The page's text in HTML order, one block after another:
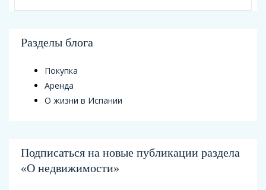
Разделы блога
Покупка
Аренда
О жизни в Испании
Подписаться на новые публикации раздела
«О недвижимости»